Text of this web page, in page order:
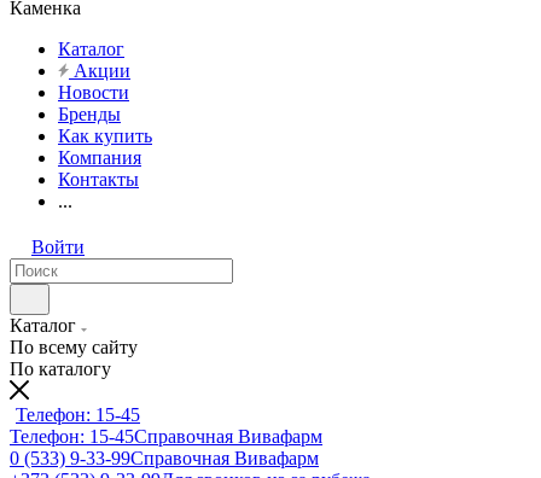
Каменка
Каталог
Акции
Новости
Бренды
Как купить
Компания
Контакты
...
Войти
Каталог
По всему сайту
По каталогу
Телефон: 15-45
Телефон: 15-45Справочная Вивафарм
0 (533) 9-33-99Справочная Вивафарм